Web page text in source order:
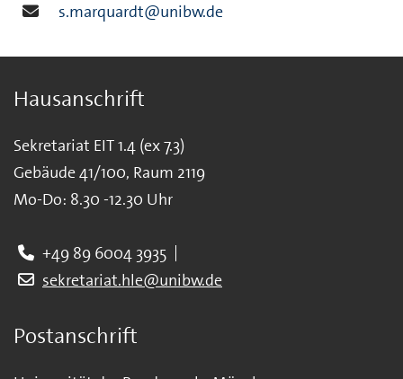
s.marquardt@unibw.de
Hausanschrift
Sekretariat EIT 1.4 (ex 7.3)
Gebäude 41/100, Raum 2119
Mo-Do: 8.30 -12.30 Uhr
+49 89 6004 3935
sekretariat.hle@unibw.de
Postanschrift